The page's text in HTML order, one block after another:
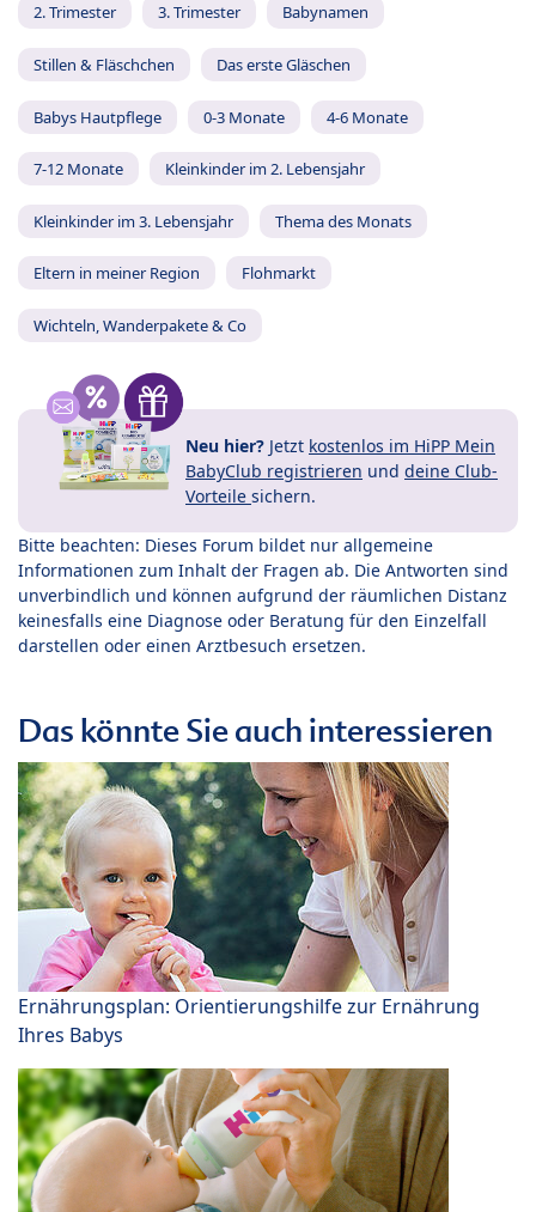
2. Trimester 3. Trimester Babynamen
Stillen & Fläschchen Das erste Gläschen
Babys Hautpflege 0-3 Monate 4-6 Monate
7-12 Monate Kleinkinder im 2. Lebensjahr
Kleinkinder im 3. Lebensjahr Thema des Monats
Eltern in meiner Region Flohmarkt
Wichteln, Wanderpakete & Co
Neu hier? Jetzt kostenlos im HiPP Mein
BabyClub registrieren und deine Club-
Vorteile sichern.
Bitte beachten: Dieses Forum bildet nur allgemeine
Informationen zum Inhalt der Fragen ab. Die Antworten sind
unverbindlich und können aufgrund der räumlichen Distanz
keinesfalls eine Diagnose oder Beratung für den Einzelfall
darstellen oder einen Arztbesuch ersetzen.
Das könnte Sie auch interessieren
Ernährungsplan: Orientierungshilfe zur Ernährung
Ihres Babys